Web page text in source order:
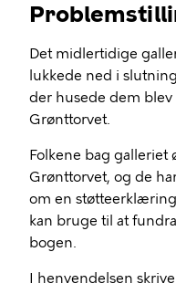
Det midlertidige
lukkede ned i
der husede dem
Grønttorvet.
Folkene bag galleriet
Grønttorvet, og de
om en støtteerklæring
kan bruge til at
bogen.
I henvendelsen